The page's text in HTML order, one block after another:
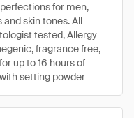
for men,
skin tones. All
tested, Allergy
fragrance free,
up to 16 hours of
setting powder